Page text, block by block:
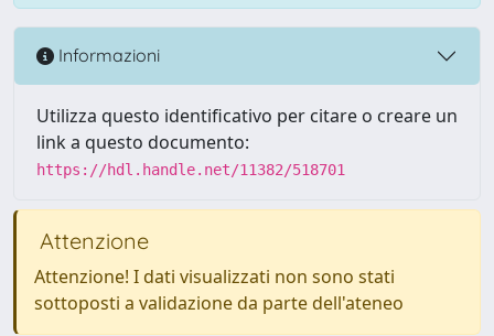
Informazioni
Utilizza questo identificativo per citare o creare un
link a questo documento:
https://hdl.handle.net/11382/518701
Attenzione
Attenzione! I dati visualizzati non sono stati
sottoposti a validazione da parte dell'ateneo